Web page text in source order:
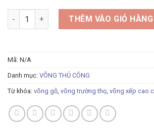
Bộ võng gỗ Hoàng Kim số lượng
THÊM VÀO GIỎ HÀNG
Mã: N/A
Danh mục: VÕNG THỦ CÔNG
Từ khóa: võng gỗ, võng trường thọ, võng xếp cao